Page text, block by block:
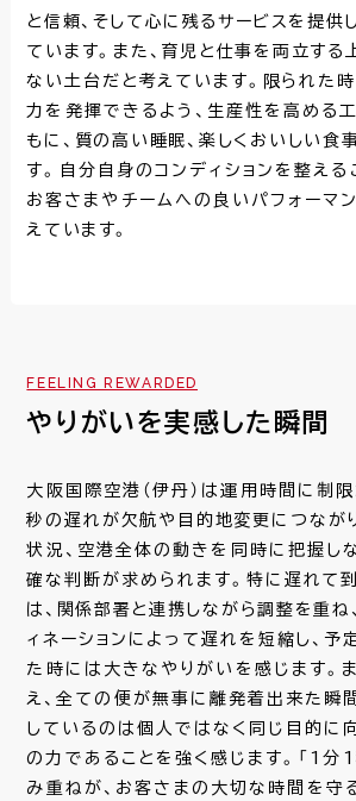
と信頼、そして心に残るサービスを提供
ています。また、育児と仕事を両立する
ない土台だと考えています。限られた
力を発揮できるよう、生産性を高める
もに、質の高い睡眠、楽しくおいしい食
す。自分自身のコンディションを整える
お客さまやチームへの良いパフォーマ
えています。
FEELING REWARDED
やりがいを実感した瞬間
大阪国際空港（伊丹）は運用時間に制
秒の遅れが欠航や目的地変更につなが
状況、空港全体の動きを同時に把握し
確な判断が求められます。特に遅れて
は、関係部署と連携しながら調整を重ね
ィネーションによって遅れを短縮し、予
た時には大きなやりがいを感じます。
え、全ての便が無事に離発着出来た瞬
しているのは個人ではなく同じ目的に
の力であることを強く感じます。「1分
み重ねが、お客さまの大切な時間を守